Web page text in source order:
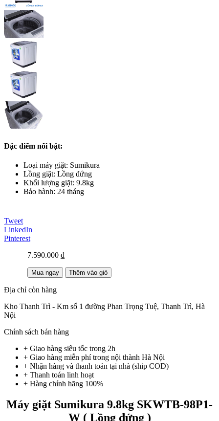
Đặc điểm nổi bật:
Loại máy giặt: Sumikura
Lồng giặt: Lồng đứng
Khối lượng giặt: 9.8kg
Bảo hành: 24 tháng
Tweet
LinkedIn
Pinterest
7.590.000 ₫
Mua ngay Thêm vào giỏ
Địa chỉ còn hàng
Kho Thanh Trì - Km số 1 đường Phan Trọng Tuệ, Thanh Trì, Hà
Nội
Chính sách bán hàng
+ Giao hàng siêu tốc trong 2h
+ Giao hàng miễn phí trong nội thành Hà Nội
+ Nhận hàng và thanh toán tại nhà (ship COD)
+ Thanh toán linh hoạt
+ Hàng chính hãng 100%
Máy giặt Sumikura 9.8kg SKWTB-98P1-
W ( Lồng đứng )